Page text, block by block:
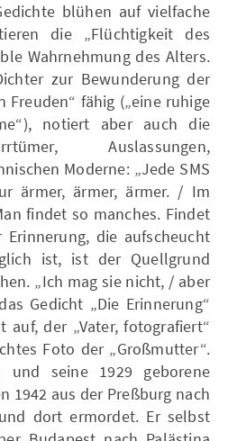
blühen auf vielfache
die „Flüchtigkeit des
Wahrnehmung des Alters.
zur Bewunderung der
Freuden“ fähig („eine ruhige
notiert aber auch die
Auslassungen,
Moderne: „Jede SMS
ärmer, ärmer, ärmer. / Im
findet so manches. Findet
die aufscheucht
ist, ist der Quellgrund
„Ich mag sie nicht, / aber
Gedicht „Die Erinnerung“
auf, der „Vater, fotografiert“
Foto der „Großmutter“.
und seine 1929 geborene
1942 aus der Preßburg nach
dort ermordet. Er selbst